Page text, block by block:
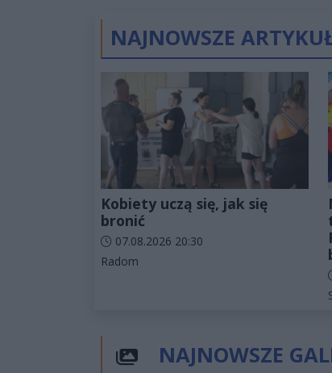
NAJNOWSZE
Kobiety uczą się, jak się
bronić
Data dodania artykułu:
07.08.2026 20:30
Kategorie artykułu:
Radom
NAJNOWSZE